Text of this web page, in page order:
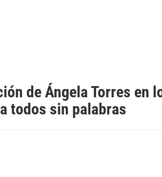
de Ángela Torres en
todos sin palabras